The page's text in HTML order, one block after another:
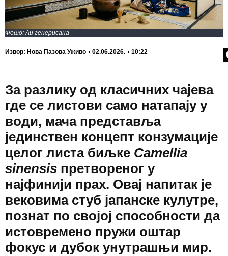
Фото: Аи генерисана
Извор: Нова Пазова Уживо 02.06.2026. 10:22
За разлику од класичних чајева
где се листови само натапају у
води, мача представља
јединствен концепт конзумације
целог листа биљке Camellia
sinensis претвореног у
најфинији прах. Овај напитак је
вековима стуб јапанске кулутре,
познат по својој способности да
истовремено пружи оштар
фокус и дубок унутрашњи мир.